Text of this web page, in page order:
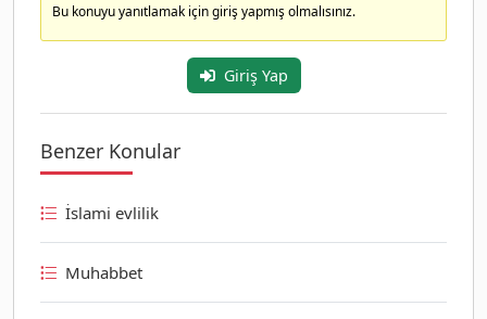
Bu konuyu yanıtlamak için giriş yapmış olmalısınız.
Giriş Yap
Benzer Konular
İslami evlilik
Muhabbet